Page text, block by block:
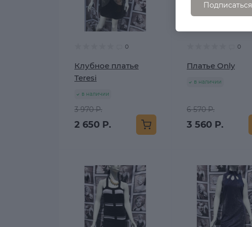
0
Клубное платье
Teresi
в наличии
3 970 Р.
2 650 Р.
0
Платье Only
в наличии
6 570 Р.
3 560 Р.
Подписаться